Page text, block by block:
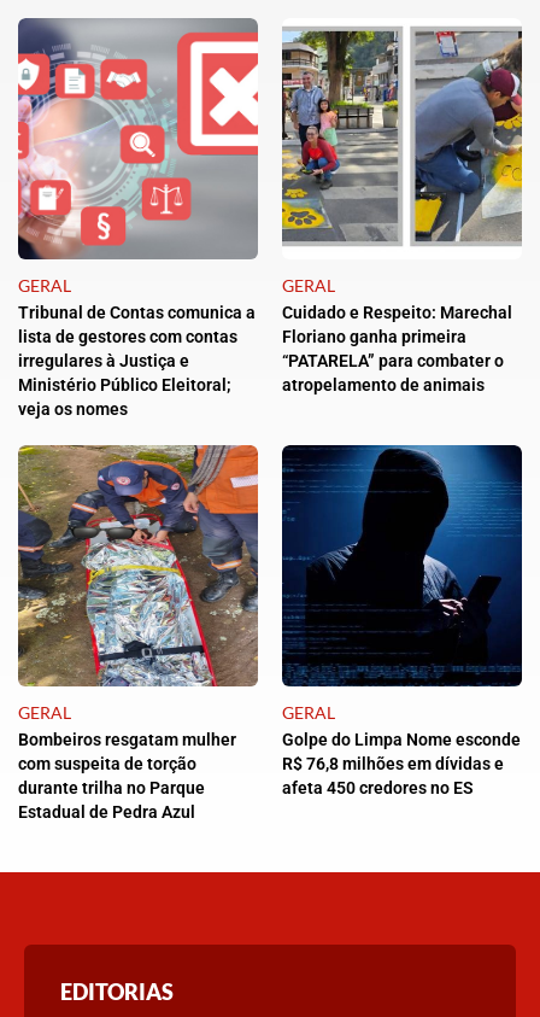
GERAL
Tribunal de Contas comunica a
lista de gestores com contas
irregulares à Justiça e
Ministério Público Eleitoral;
veja os nomes
GERAL
Cuidado e Respeito: Marechal
Floriano ganha primeira
“PATARELA” para combater o
atropelamento de animais
GERAL
Bombeiros resgatam mulher
com suspeita de torção
durante trilha no Parque
Estadual de Pedra Azul
GERAL
Golpe do Limpa Nome esconde
R$ 76,8 milhões em dívidas e
afeta 450 credores no ES
EDITORIAS